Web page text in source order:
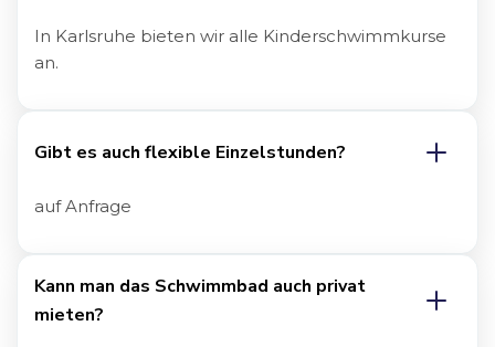
In Karlsruhe bieten wir alle Kinderschwimmkurse
an.
Gibt es auch flexible Einzelstunden?
auf Anfrage
Kann man das Schwimmbad auch privat
mieten?